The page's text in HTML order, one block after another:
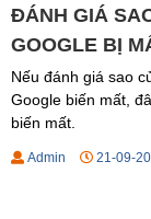
ĐÁNH GIÁ
GOOGLE BỊ
Nếu đánh giá sao
Google biến mất,
biến mất.
Admin 21-09-